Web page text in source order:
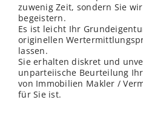
zuwenig Zeit, sondern Sie
begeistern.
Es ist leicht Ihr
originellen
lassen.
Sie erhalten diskret und
unparteiische Beurteilung
von Immobilien Makler /
für Sie ist.